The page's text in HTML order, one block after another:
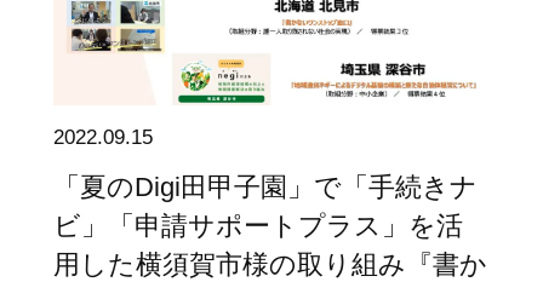
2022.09.15
「夏のDigi田甲子園」で「手続きナ
ビ」「申請サポートプラス」を活
用した横須賀市様の取り組み『書か